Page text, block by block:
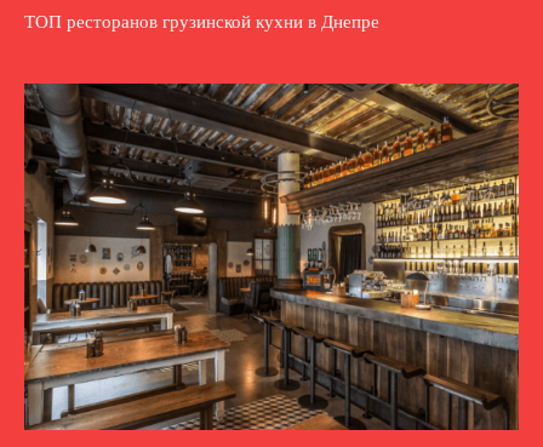
ТОП ресторанов грузинской кухни в Днепре